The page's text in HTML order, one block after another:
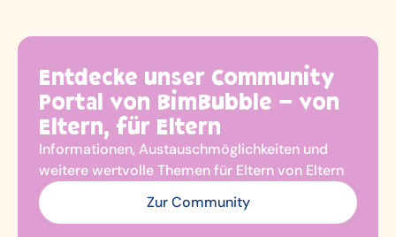
Entdecke unser Community
Portal von BimBubble – von
Eltern, für Eltern
Informationen, Austauschmöglichkeiten und
weitere wertvolle Themen für Eltern von Eltern
Zur Community